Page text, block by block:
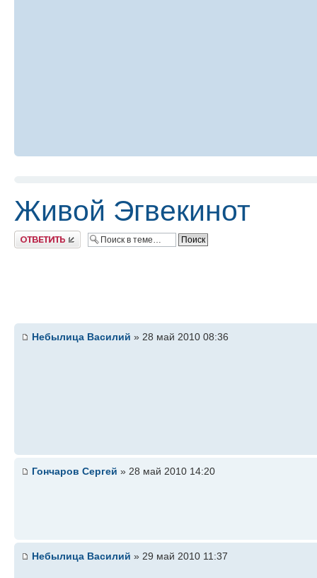
Живой Эгвекинот
Ответить
Небылица Василий » 28 май 2010 08:36
Гончаров Cергей » 28 май 2010 14:20
Небылица Василий » 29 май 2010 11:37